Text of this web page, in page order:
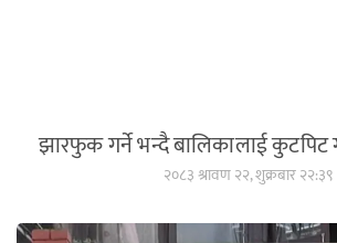
झारफुक गर्ने भन्दै बालिकालाई कुटपिट
२०८३ श्रावण २२, शुक्रबार २२:३९